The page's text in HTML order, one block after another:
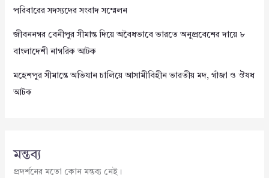
পরিবারের সদস্যদের সংবাদ সম্মেলন
জীবননগর বেনীপুর সীমান্ত দিয়ে অবৈধভাবে ভারতে অনুপ্রবেশের দায়ে ৮
বাংলাদেশী নাগরিক আটক
মহেশপুর সীমান্তে অভিযান চালিয়ে আসামীবিহীন ভারতীয় মদ, গাঁজা ও ঔষধ
আটক
মন্তব্য
প্রদর্শনের মতো কোন মন্তব্য নেই।